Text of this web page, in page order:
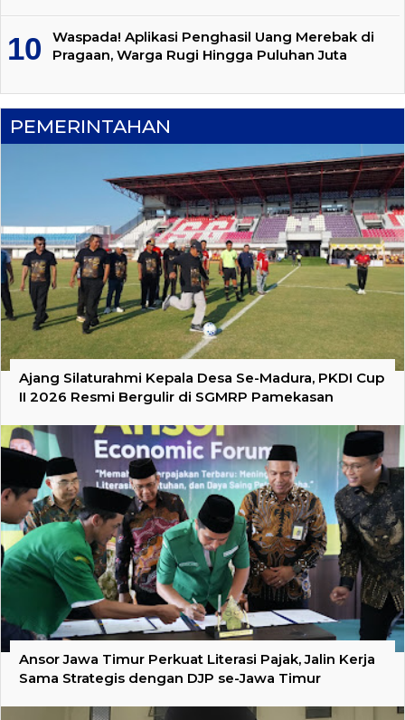
Waspada! Aplikasi Penghasil Uang Merebak di
Pragaan, Warga Rugi Hingga Puluhan Juta
PEMERINTAHAN
Ajang Silaturahmi Kepala Desa Se-Madura, PKDI Cup
II 2026 Resmi Bergulir di SGMRP Pamekasan
Ansor Jawa Timur Perkuat Literasi Pajak, Jalin Kerja
Sama Strategis dengan DJP se-Jawa Timur